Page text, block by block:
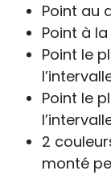
Point au
Point à
Point le
Point le
2
monté